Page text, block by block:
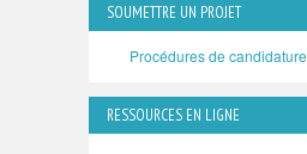
SOUMETTRE UN PROJET
Procédures de candidature
RESSOURCES EN LIGNE